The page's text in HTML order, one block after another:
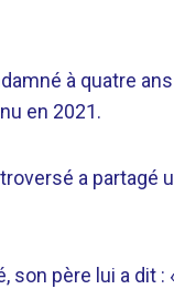
à quatre
en 2021.
a partagé
son père lui a dit